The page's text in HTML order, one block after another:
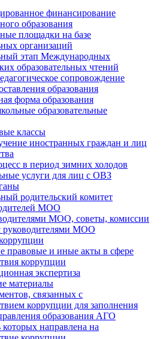
финансирование
образования
площадки на базе
организаций
этап Международных
образовательных чтений
сопровождение
образования
форма образования
образовательные
классы
иностранных граждан и лиц
в период зимних холодов
услуги для лиц с ОВЗ
родительский комитет
МОО
МОО, советы, комиссии
руководителями МОО
правовые и иные акты в сфере
коррупции
экспертиза
материалы
связанных с
коррупции для заполнения
образования АГО
которых направлена на